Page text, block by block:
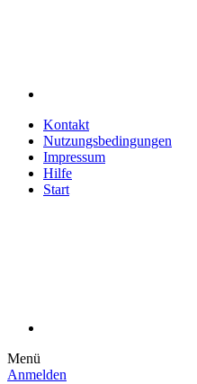
Kontakt
Nutzungsbedingungen
Impressum
Hilfe
Start
Menü
Anmelden